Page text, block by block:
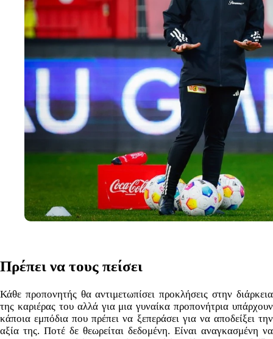
Πρέπει να τους πείσει
Κάθε προπονητής θα αντιμετωπίσει προκλήσεις στην διάρκεια
της καριέρας του αλλά για μια γυναίκα προπονήτρια υπάρχουν
κάποια εμπόδια που πρέπει να ξεπεράσει για να αποδείξει την
αξία της. Ποτέ δε θεωρείται δεδομένη. Είναι αναγκασμένη να